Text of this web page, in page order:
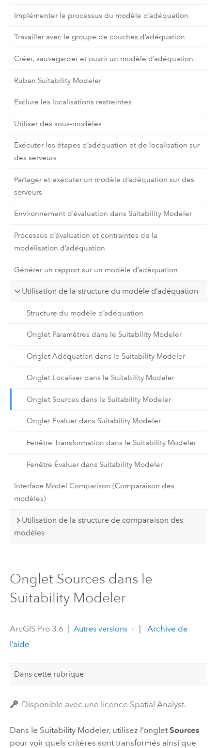
Implémenter le processus du modèle d’adéquation
Travailler avec le groupe de couches d’adéquation
Créer, sauvegarder et ouvrir un modèle d’adéquation
Ruban Suitability Modeler
Exclure les localisations restreintes
Utiliser des sous-modèles
Exécuter les étapes d’adéquation et de localisation sur
des serveurs
Partager et exécuter un modèle d’adéquation sur des
serveurs
Environnement d’évaluation dans Suitability Modeler
Processus d’évaluation et contraintes de la
modélisation d’adéquation
Générer un rapport sur un modèle d’adéquation
Utilisation de la structure du modèle d’adéquation
Structure du modèle d’adéquation
Onglet Paramètres dans le Suitability Modeler
Onglet Adéquation dans le Suitability Modeler
Onglet Localiser dans le Suitability Modeler
Onglet Sources dans le Suitability Modeler
Onglet Évaluer dans Suitability Modeler
Fenêtre Transformation dans le Suitability Modeler
Fenêtre Évaluer dans Suitability Modeler
Interface Model Comparison (Comparaison des
modèles)
Utilisation de la structure de comparaison des
modèles
Onglet Sources dans le
Suitability Modeler
ArcGIS Pro 3.6 | Autres versions |
Archive de
l’aide
Dans cette rubrique
Disponible avec une licence Spatial Analyst.
Dans le Suitability Modeler, utilisez l’onglet Sources
pour voir quels critères sont transformés ainsi que